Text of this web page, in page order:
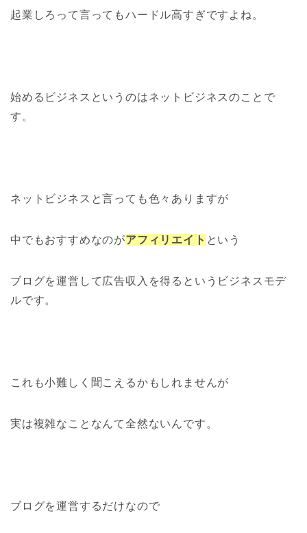
起業しろって言ってもハードル高すぎですよね。
始めるビジネスというのはネットビジネスのことで
す。
ネットビジネスと言っても色々ありますが
中でもおすすめなのがアフィリエイト という
ブログを運営して広告収入を得るというビジネスモデ
ルです。
これも小難しく聞こえるかもしれませんが
実は複雑なことなんて全然ないんです。
ブログを運営するだけなので